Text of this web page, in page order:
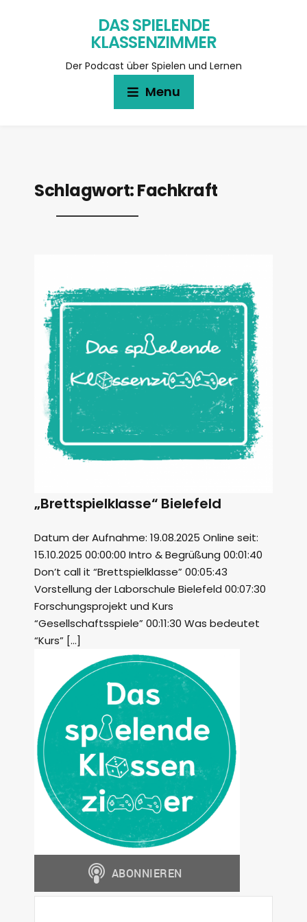
DAS SPIELENDE
KLASSENZIMMER
Der Podcast über Spielen und Lernen
Menu
Schlagwort:Fachkraft
„Brettspielklasse“ Bielefeld
Datum der Aufnahme: 19.08.2025 Online seit:
15.10.2025 00:00:00 Intro & Begrüßung 00:01:40
Don’t call it “Brettspielklasse” 00:05:43
Vorstellung der Laborschule Bielefeld 00:07:30
Forschungsprojekt und Kurs
“Gesellschaftsspiele” 00:11:30 Was bedeutet
“Kurs” […]